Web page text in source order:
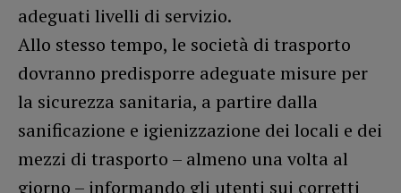
adeguati livelli di servizio.
Allo stesso tempo, le società di trasporto
dovranno predisporre adeguate misure per
la sicurezza sanitaria, a partire dalla
sanificazione e igienizzazione dei locali e dei
mezzi di trasporto – almeno una volta al
giorno – informando gli utenti sui corretti